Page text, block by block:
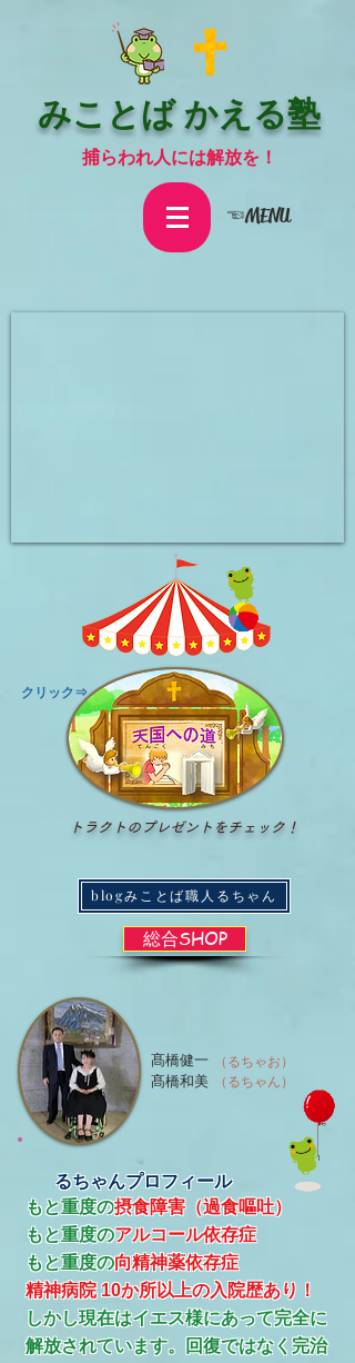
みことば かえる塾
捕らわれ人には解放を！
☜MENU
​クリック⇒
トラクトのプレゼントをチェック！
blogみことば職人るちゃん
総合SHOP
（るちゃお）
（るちゃん）
髙橋健一
髙橋和美
るちゃんプロフィール
もと重度の摂食障害（過食嘔吐）
もと重度のアルコール依存症
​もと重度の向精神薬依存症
精神病院 10か所以上の入院歴あり！
​しかし現在はイエス様にあって完全に
解放されています。回復ではなく完治